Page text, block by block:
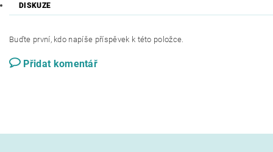
DISKUZE
Buďte první, kdo napíše příspěvek k této položce.
Přidat komentář